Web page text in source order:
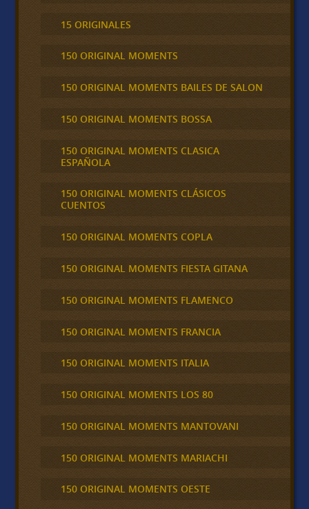
15 ORIGINALES
150 ORIGINAL MOMENTS
150 ORIGINAL MOMENTS BAILES DE SALON
150 ORIGINAL MOMENTS BOSSA
150 ORIGINAL MOMENTS CLASICA
ESPAÑOLA
150 ORIGINAL MOMENTS CLÁSICOS
CUENTOS
150 ORIGINAL MOMENTS COPLA
150 ORIGINAL MOMENTS FIESTA GITANA
150 ORIGINAL MOMENTS FLAMENCO
150 ORIGINAL MOMENTS FRANCIA
150 ORIGINAL MOMENTS ITALIA
150 ORIGINAL MOMENTS LOS 80
150 ORIGINAL MOMENTS MANTOVANI
150 ORIGINAL MOMENTS MARIACHI
150 ORIGINAL MOMENTS OESTE